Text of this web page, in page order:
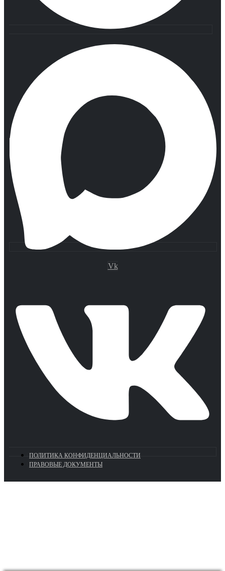
Vk
ПОЛИТИКА КОНФИДЕНЦИАЛЬНОСТИ
ПРАВОВЫЕ ДОКУМЕНТЫ